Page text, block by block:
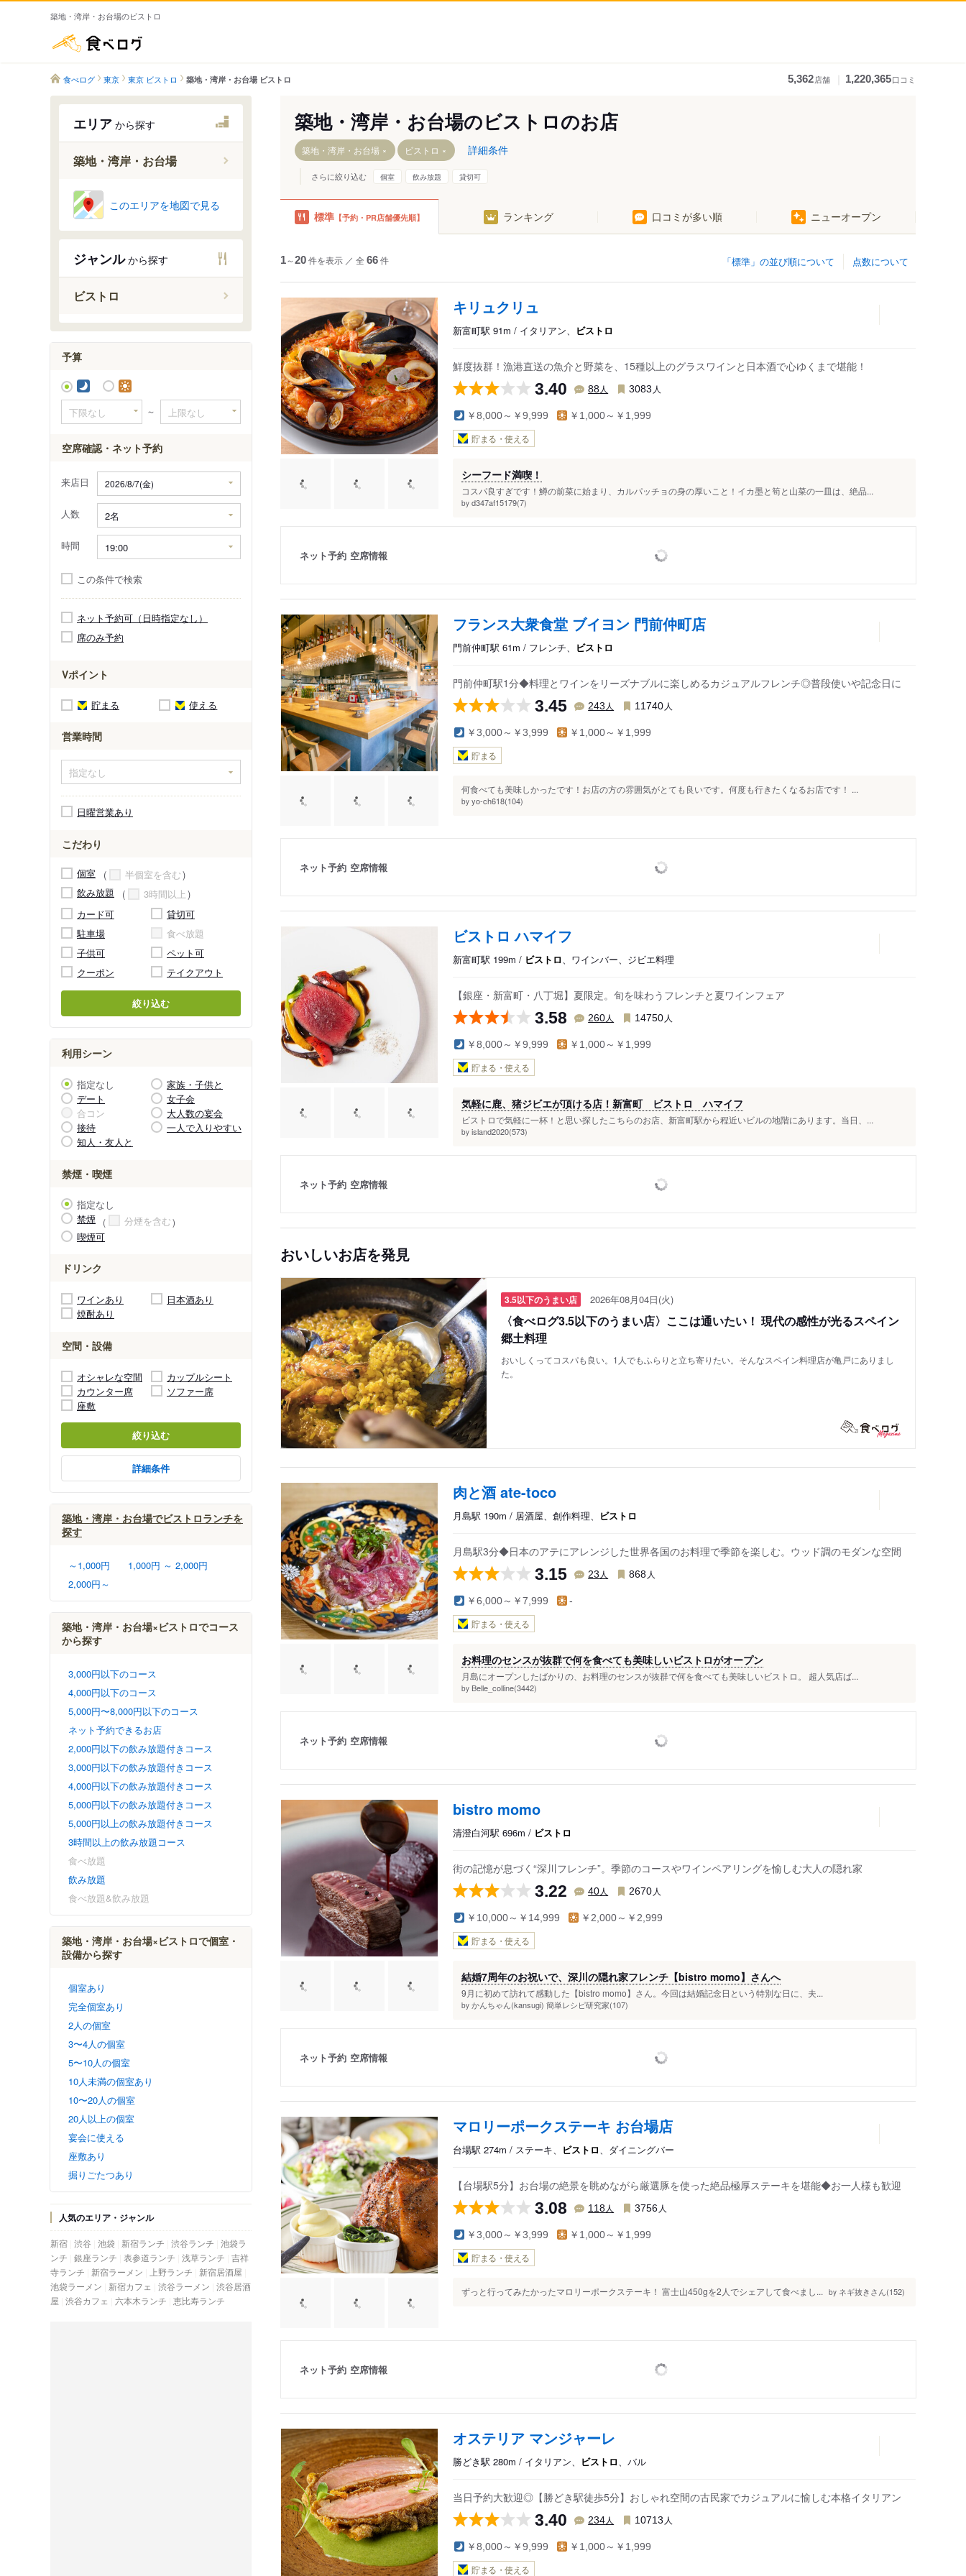
築地・湾岸・お台場のビストロ
食べログ 東京 東京 ビストロ 築地・湾岸・お台場 ビストロ 5,362店舗 1,220,365口コミ
エリア から探す
築地・湾岸・お台場
築地
月島・勝どき
京葉線沿線
葛西・西葛西
お台場
豊洲
このエリアを地図で見る
ジャンルから探す
ビストロ
予算
～
空席確認・ネット予約
来店日
人数
時間
この条件で検索
ネット予約可（日時指定なし）
席のみ予約
Vポイント
貯まる 使える
営業時間
日曜営業あり
こだわり
個室
半個室を含む
飲み放題
3時間以上
カード可
貸切可
駐車場
食べ放題
子供可
ペット可
クーポン
テイクアウト
絞り込む
利用シーン
指定なし
家族・子供と
デート
女子会
合コン
大人数の宴会
接待
一人で入りやすい
知人・友人と
禁煙・喫煙
指定なし
禁煙
分煙を含む
喫煙可
ドリンク
ワインあり
日本酒あり
焼酎あり
空間・設備
オシャレな空間
カップルシート
カウンター席
ソファー席
座敷
絞り込む
詳細条件
築地・湾岸・お台場でビストロランチを
探す
～1,000円
1,000円 ～ 2,000円
2,000円～
築地・湾岸・お台場×ビストロでコース
から探す
3,000円以下のコース
4,000円以下のコース
5,000円〜8,000円以下のコース
ネット予約できるお店
2,000円以下の飲み放題付きコース
3,000円以下の飲み放題付きコース
4,000円以下の飲み放題付きコース
5,000円以下の飲み放題付きコース
5,000円以上の飲み放題付きコース
3時間以上の飲み放題コース
食べ放題
飲み放題
食べ放題&飲み放題
築地・湾岸・お台場×ビストロで個室・
設備から探す
個室あり
完全個室あり
2人の個室
3〜4人の個室
5〜10人の個室
10人未満の個室あり
10〜20人の個室
20人以上の個室
宴会に使える
座敷あり
掘りごたつあり
人気のエリア・ジャンル
新宿 渋谷 池袋 新宿ランチ 渋谷ランチ 池袋ラ
ンチ 銀座ランチ 表参道ランチ 浅草ランチ 吉祥
寺ランチ
新宿ラーメン 上野ランチ
新宿居酒屋
池袋ラーメン
新宿カフェ 渋谷ラーメン 渋谷居酒
屋 渋谷カフェ 六本木ランチ 恵比寿ランチ
築地・湾岸・お台場のビストロのお店
築地・湾岸・お台場 ビストロ 詳細条件
さらに絞り込む 個室 飲み放題 貸切可
標準 【予約・PR店舗優先順】 ランキング 口コミが多い順 ニューオープン
点数について
「標準」の並び順について
1～20件を表示 ／ 全 66件
キリュクリュ
新富町駅 91m / イタリアン、 ビストロ
鮮度抜群！漁港直送の魚介と野菜を、15種以上のグラスワインと日本酒で心ゆくまで堪能！
3.40 88人 3083 人
￥8,000～￥9,999 ￥1,000～￥1,999
貯まる・使える
シーフード満喫！
コスパ良すぎです！鱒の前菜に始まり、カルパッチョの身の厚いこと！イカ墨と筍と山菜の一皿は、絶品...
by d347af15179(7)
ネット予約 空席情報
フランス大衆食堂 ブイヨン 門前仲町店
門前仲町駅 61m / フレンチ、 ビストロ
門前仲町駅1分◆料理とワインをリーズナブルに楽しめるカジュアルフレンチ◎普段使いや記念日に
3.45 243 人 11740 人
￥3,000～￥3,999 ￥1,000～￥1,999
貯まる
何食べても美味しかったです！お店の方の雰囲気がとても良いです。何度も行きたくなるお店です！ ...
by yo-ch618(104)
ネット予約 空席情報
ビストロ ハマイフ
新富町駅 199m / ビストロ、ワインバー、ジビエ料理
【銀座・新富町・八丁堀】夏限定。旬を味わうフレンチと夏ワインフェア
3.58 260人 14750 人
￥8,000～￥9,999 ￥1,000～￥1,999
貯まる・使える
気軽に鹿、猪ジビエが頂ける店！新富町 ビストロ ハマイフ
ビストロで気軽に一杯！と思い探したこちらのお店、新富町駅から程近いビルの地階にあります。当日、...
by island2020(573)
ネット予約 空席情報
おいしいお店を発見
3.5以下のうまい店 2026年08月04日(火)
〈食べログ3.5以下のうまい店〉ここは通いたい！ 現代の感性が光るスペイン
郷土料理
おいしくってコスパも良い。1人でもふらりと立ち寄りたい。そんなスペイン料理店が亀戸にありまし
た。
肉と酒 ate-toco
月島駅 190m / 居酒屋、創作料理、 ビストロ
月島駅3分◆日本のアテにアレンジした世界各国のお料理で季節を楽しむ。ウッド調のモダンな空間
3.15 23 人 868 人
￥6,000～￥7,999 -
貯まる・使える
お料理のセンスが抜群で何を食べても美味しいビストロがオープン
月島にオープンしたばかりの、お料理のセンスが抜群で何を食べても美味しいビストロ。 超人気店ば...
by Belle_colline(3442)
ネット予約 空席情報
bistro momo
清澄白河駅 696m / ビストロ
街の記憶が息づく“深川フレンチ”。季節のコースやワインペアリングを愉しむ大人の隠れ家
3.22 40人 2670 人
￥10,000～￥14,999 ￥2,000～￥2,999
貯まる・使える
結婚7周年のお祝いで、深川の隠れ家フレンチ【bistro momo】さんへ
9月に初めて訪れて感動した【bistro momo】さん。今回は結婚記念日という特別な日に、夫...
by かんちゃん(kansugi) 簡単レシピ研究家(107)
ネット予約 空席情報
マロリーポークステーキ お台場店
台場駅 274m / ステーキ、 ビストロ、ダイニングバー
【台場駅5分】お台場の絶景を眺めながら厳選豚を使った絶品極厚ステーキを堪能◆お一人様も歓迎
3.08 118人 3756 人
￥3,000～￥3,999 ￥1,000～￥1,999
貯まる・使える
ずっと行ってみたかったマロリーポークステーキ！ 富士山450gを2人でシェアして食べまし... by ネギ抜きさん(152)
ネット予約 空席情報
オステリア マンジャーレ
勝どき駅 280m / イタリアン、 ビストロ、バル
当日予約大歓迎◎【勝どき駅徒歩5分】おしゃれ空間の古民家でカジュアルに愉しむ本格イタリアン
3.40 234人 10713 人
￥8,000～￥9,999 ￥1,000～￥1,999
貯まる・使える